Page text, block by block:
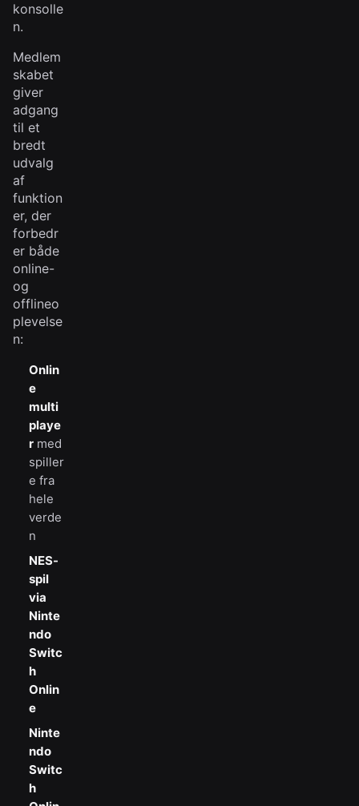
konsolle
n.
Medlem
skabet
giver
adgang
til et
bredt
udvalg
af
funktion
er, der
forbedr
er både
online-
og
offlineo
plevelse
n:
Onlin
e
multi
playe
r med
spiller
e fra
hele
verde
n
NES-
spil
via
Ninte
ndo
Switc
h
Onlin
e
Ninte
ndo
Switc
h